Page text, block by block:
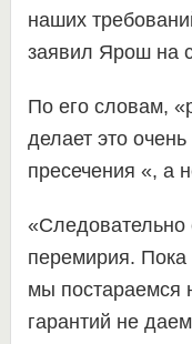
наших
заявил Ярош на
По его словам,
делает это
пресечения «, а
перемирия. Пока
мы постараемся
гарантий не